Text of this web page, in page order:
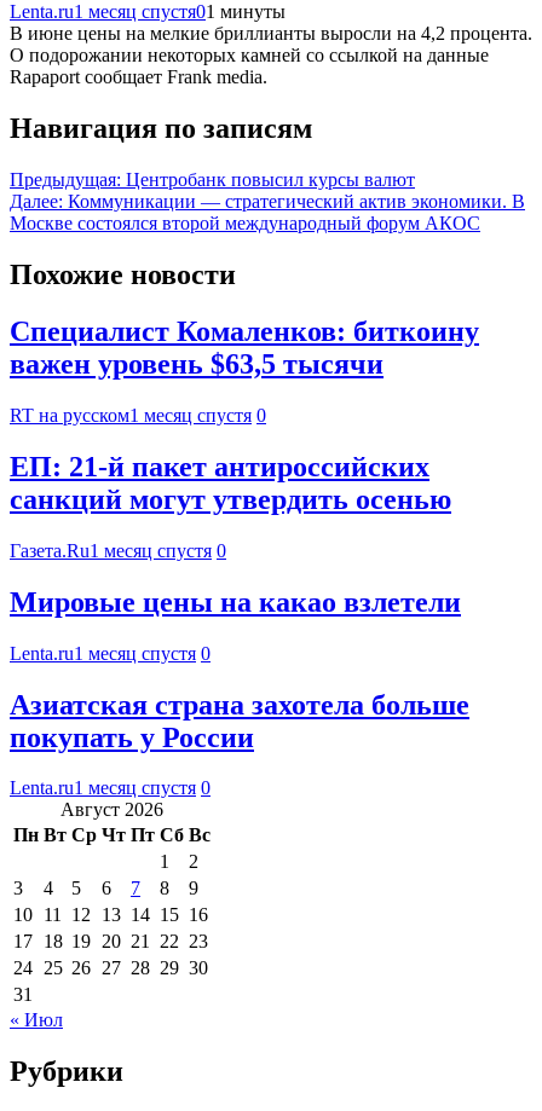
Lenta.ru1 месяц спустя01 минуты
В июне цены на мелкие бриллианты выросли на 4,2 процента.
О подорожании некоторых камней со ссылкой на данные
Rapaport сообщает Frank media.
Навигация по записям
Предыдущая: Центробанк повысил курсы валют
Далее: Коммуникации — стратегический актив экономики. В
Москве состоялся второй международный форум АКОС
Похожие новости
Специалист Комаленков: биткоину
важен уровень $63,5 тысячи
RT на русском1 месяц спустя 0
ЕП: 21-й пакет антироссийских
санкций могут утвердить осенью
Газета.Ru1 месяц спустя 0
Мировые цены на какао взлетели
Lenta.ru1 месяц спустя 0
Азиатская страна захотела больше
покупать у России
Lenta.ru1 месяц спустя 0
Август 2026
Пн Вт Ср Чт Пт Сб Вс
1
2
3
4 5 6 7 8
9
10 11 12 13 14 15 16
17 18 19 20 21 22 23
24 25 26 27 28 29 30
31
« Июл
Рубрики